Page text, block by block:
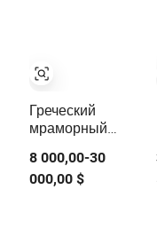
Греческий
мраморный
беседка, ручная
резьба,
8 000,00-30
000,00 $